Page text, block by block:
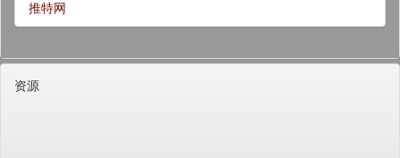
推特网
资源